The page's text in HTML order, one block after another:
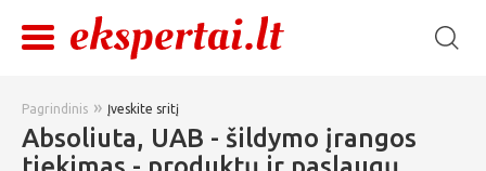
Pagrindinis » Įveskite sritį
Absoliuta, UAB - šildymo įrangos